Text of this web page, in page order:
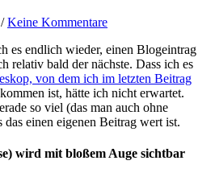
/Keine Kommentare
es endlich wieder, einen Blogeintrag
relativ bald der nächste. Dass ich es
von dem ich im letzten Beitrag
ist, hätte ich nicht erwartet.
so viel (das man auch ohne
das einen eigenen Beitrag wert ist.
wird mit bloßem Auge sichtbar